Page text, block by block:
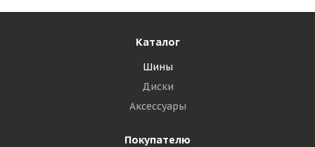
Каталог
Шины
Диски
Аксессуары
Покупателю